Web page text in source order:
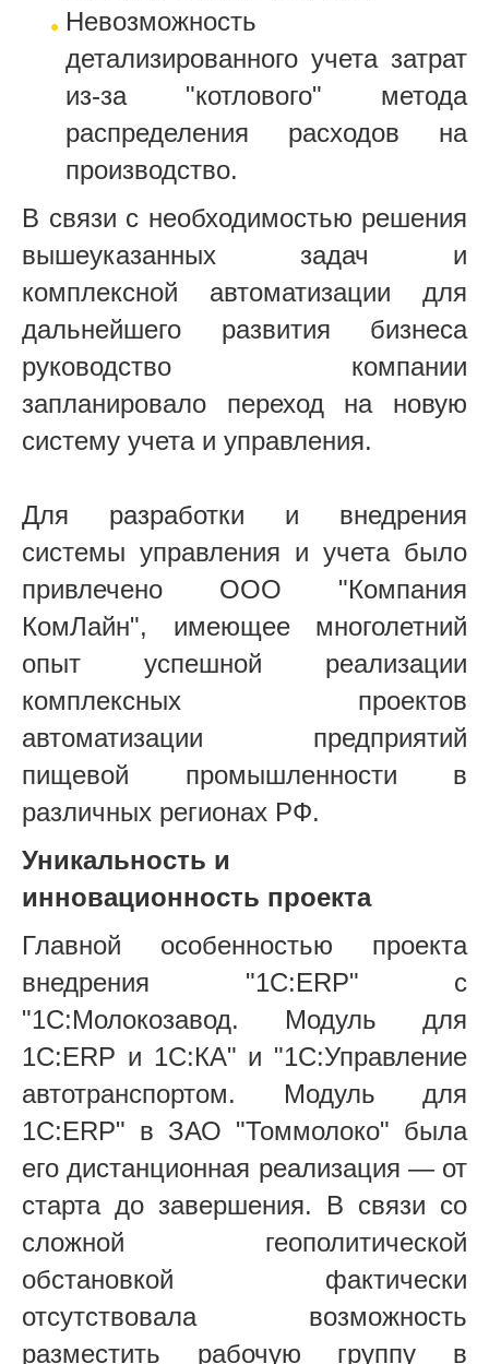
Невозможность
детализированного учета затрат
из-за "котлового" метода
распределения расходов на
производство.
В связи с необходимостью решения
вышеуказанных задач и
комплексной автоматизации для
дальнейшего развития бизнеса
руководство компании
запланировало переход на новую
систему учета и управления.
Для разработки и внедрения
системы управления и учета было
привлечено ООО "Компания
КомЛайн", имеющее многолетний
опыт успешной реализации
комплексных проектов
автоматизации предприятий
пищевой промышленности в
различных регионах РФ.
Уникальность и
инновационность проекта
Главной особенностью проекта
внедрения "1С:ERP" с
"1С:Молокозавод. Модуль для
1С:ERP и 1С:КА" и "1С:Управление
автотранспортом. Модуль для
1С:ERP" в ЗАО "Томмолоко" была
его дистанционная реализация — от
старта до завершения. В связи со
сложной геополитической
обстановкой фактически
отсутствовала возможность
разместить рабочую группу в